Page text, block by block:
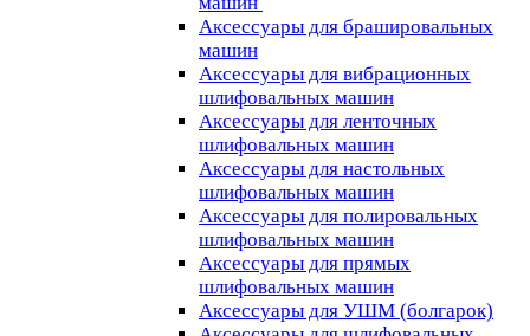
Аксессуары для брашировальных
машин
Аксессуары для вибрационных
шлифовальных машин
Аксессуары для ленточных
шлифовальных машин
Аксессуары для настольных
шлифовальных машин
Аксессуары для полировальных
шлифовальных машин
Аксессуары для прямых
шлифовальных машин
Аксессуары для УШМ (болгарок)